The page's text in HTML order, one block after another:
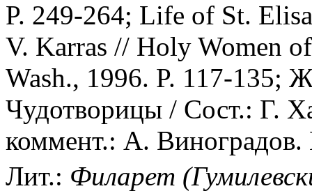
P. 249-264; Life of St.
V. Karras // Holy Women
Wash., 1996. P. 117-135;
Чудотворицы / Сост.: Г.
коммент.: А.
Лит.: Филарет